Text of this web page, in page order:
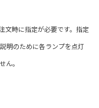
文時に指定が必要です。指定
明のために各ランプを点灯
ん。